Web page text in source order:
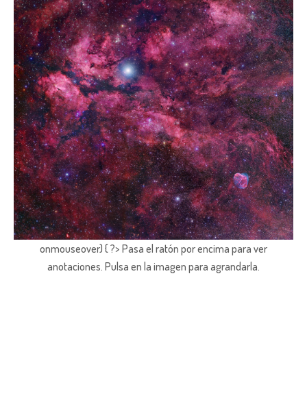
onmouseover) { ?> Pasa el ratón por encima para ver
anotaciones. Pulsa en la imagen para agrandarla.